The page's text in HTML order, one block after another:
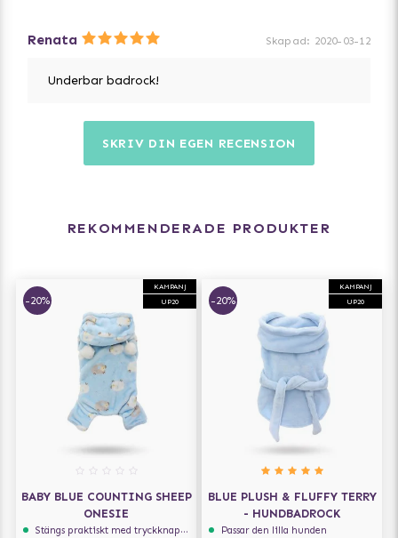
Renata Skapad: 2020-03-12
Underbar badrock!
SKRIV DIN EGEN RECENSION
REKOMMENDERADE PRODUKTER
KAMPANJ
UP20
-20%
BABY BLUE COUNTING SHEEP
ONESIE
Stängs praktiskt med tryckknappar
KAMPANJ
UP20
-20%
BLUE PLUSH & FLUFFY TERRY
- HUNDBADROCK
Passar den lilla hunden